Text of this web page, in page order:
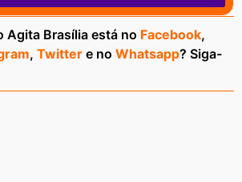
Agita Brasília está no Facebook,
, Twitter e no Whatsapp? Siga-